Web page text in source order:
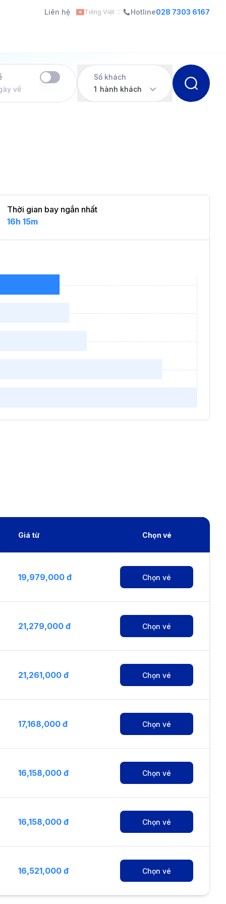
Liên hệ Tiếng Việt Hotline028 7303 6167
về
Số khách
1 hành khách
Thời gian bay ngắn nhất
16h 15m
Giá từ Chọn vé
19,979,000 đ Chọn vé
21,279,000 đ Chọn vé
21,261,000 đ Chọn vé
17,168,000 đ Chọn vé
16,158,000 đ Chọn vé
16,158,000 đ Chọn vé
16,521,000 đ Chọn vé